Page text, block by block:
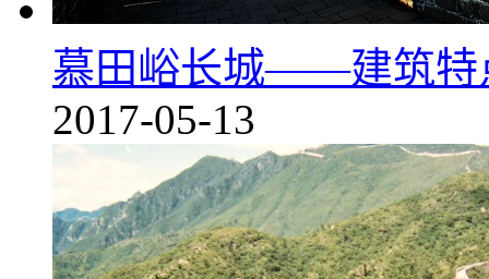
慕田峪长城——建筑特
2017-05-13